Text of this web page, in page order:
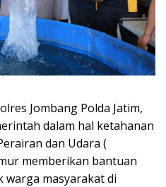
Jombang Polda Jatim,
dalam hal ketahanan
dan Udara (
memberikan bantuan
masyarakat di